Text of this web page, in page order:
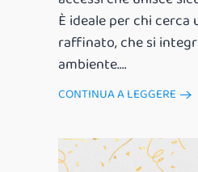
È ideale per chi
raffinato, che si
ambiente....
CONTINUA A LEGGERE